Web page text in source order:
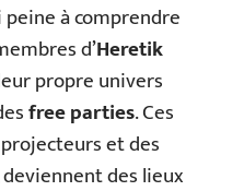
peine à comprendre
d’Heretik
propre univers
free parties. Ces
et des
des lieux